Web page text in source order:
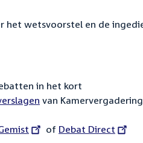
het wetsvoorstel en de
in het kort
van
of External
Debat Direct